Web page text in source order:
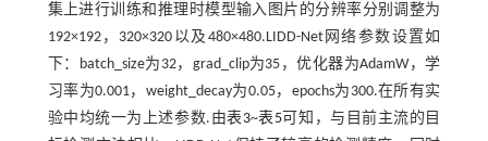
集上进行训练和推理时模型输入图片的分辨率分别调整为
192×192，320×320以及480×480.LIDD-Net网络参数设置如
下：batch_size为32，grad_clip为35，优化器为AdamW，学
习率为0.001，weight_decay为0.05，epochs为300.在所有实
验中均统一为上述参数.由表3~表5可知，与目前主流的目